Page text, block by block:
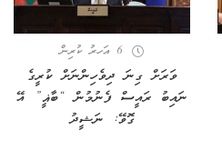
6 އަހރު ކުރިން
ވަރަށް ގިނަ ދިވެހިންނަށް ކުރީގެ
ނައިބު ރައީސް ފެނުމުން “ބާޣީ” އޭ
ގޮވޭ: ނަޝީދު